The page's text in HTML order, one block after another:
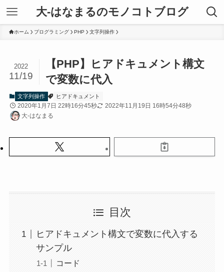
大-はなまるのモノコトブログ
ホーム プログラミング PHP 文字列操作
【PHP】ヒアドキュメント構文
で変数に代入
2022
11/19
文字列操作 ヒアドキュメント
2020年1月7日 22時16分45秒
2022年11月19日 16時54分48秒
大-はなまる
目次
ヒアドキュメント構文で変数に代入する
サンプル
コード